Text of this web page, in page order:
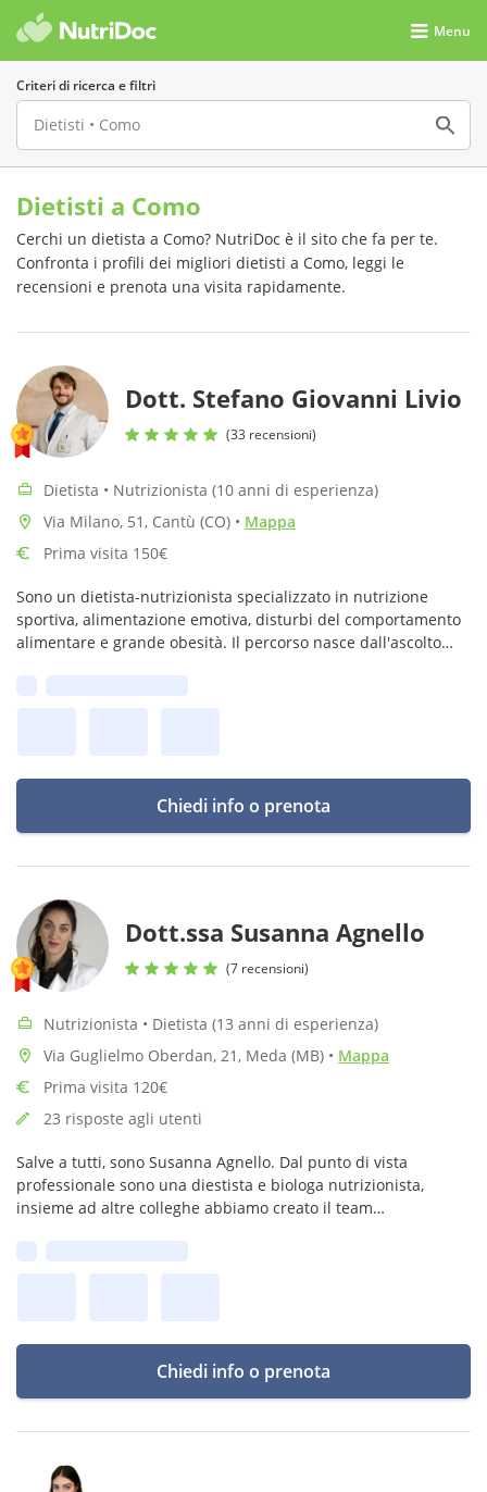
Menu
Criteri di ricerca e filtri
Dietisti a Como
Cerchi un dietista a Como? NutriDoc è il sito che fa per te.
Confronta i profili dei migliori dietisti a Como, leggi le
recensioni e prenota una visita rapidamente.
Dott. Stefano Giovanni Livio
(33 recensioni)
Dietista • Nutrizionista (10 anni di esperienza)
Via Milano, 51, Cantù (CO) • Mappa
Prima visita 150€
Sono un dietista-nutrizionista specializzato in nutrizione
sportiva, alimentazione emotiva, disturbi del comportamento
alimentare e grande obesità. Il percorso nasce dall'ascolto
Chiedi info o prenota
Dott.ssa Susanna Agnello
(7 recensioni)
Nutrizionista • Dietista (13 anni di esperienza)
Via Guglielmo Oberdan, 21, Meda (MB) • Mappa
Prima visita 120€
23 risposte agli utenti
Salve a tutti, sono Susanna Agnello. Dal punto di vista
professionale sono una diestista e biologa nutrizionista,
insieme ad altre colleghe abbiamo creato il team
Chiedi info o prenota